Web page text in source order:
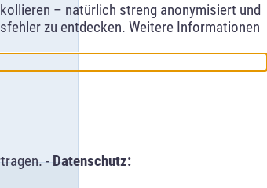
– natürlich streng anonymisiert und
zu entdecken. Weitere Informationen
-Datenschutz: